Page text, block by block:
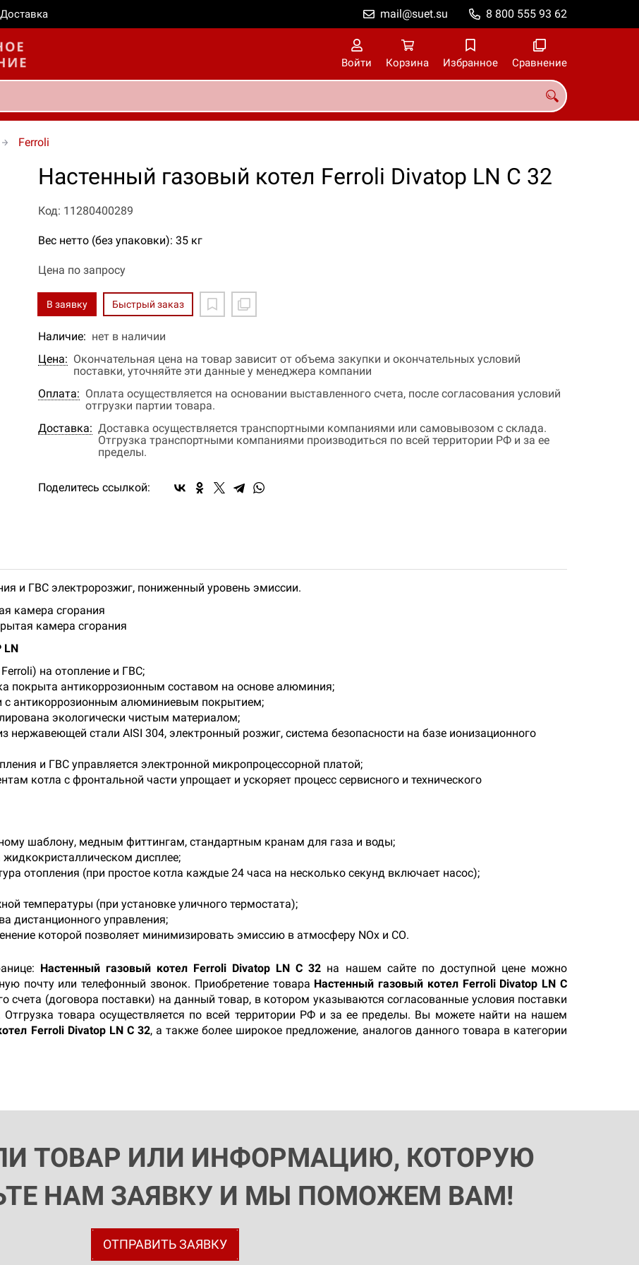
Доставка 8 800 555 93 62
mail@suet.su
Войти Корзина Избранное Сравнение
Ferroli
Настенный газовый котел Ferroli Divatop LN C 32
Код: 11280400289
Вес нетто (без упаковки): 35 кг
Цена по запросу
В заявку Быстрый заказ
Наличие: нет в наличии
Цена: Окончательная цена на товар зависит от объема закупки и окончательных условий
поставки, уточняйте эти данные у менеджера компании
Оплата: Оплата осуществляется на основании выставленного счета, после согласования условий
отгрузки партии товара.
Доставка: Доставка осуществляется транспортными компаниями или самовывозом с склада.
Отгрузка транспортными компаниями производиться по всей территории РФ и за ее
пределы.
Поделитесь ссылкой:
и ГВС электророзжиг, пониженный уровень эмиссии.
камера сгорания
камера сгорания
LN
на отопление и ГВС;
покрыта антикоррозионным составом на основе алюминия;
с антикоррозионным алюминиевым покрытием;
экологически чистым материалом;
нержавеющей стали AISI 304, электронный розжиг, система безопасности на базе ионизационного
и ГВС управляется электронной микропроцессорной платой;
котла с фронтальной части упрощает и ускоряет процесс сервисного и технического
шаблону, медным фиттингам, стандартным кранам для газа и воды;
дисплее;
отопления (при простое котла каждые 24 часа на несколько секунд включает насос);
температуры (при установке уличного термостата);
дистанционного управления;
которой позволяет минимизировать эмиссию в атмосферу NОx и СО.
Настенный газовый котел Ferroli Divatop LN C 32 на нашем сайте по доступной цене можно
почту или телефонный звонок. Приобретение товара Настенный газовый котел Ferroli Divatop LN C
счета (договора поставки) на данный товар, в котором указываются согласованные условия поставки
Отгрузка товара осуществляется по всей территории РФ и за ее пределы. Вы можете найти на нашем
Ferroli Divatop LN C 32, а также более широкое предложение, аналогов данного товара в категории
ТОВАР ИЛИ ИНФОРМАЦИЮ, КОТОРУЮ
НАМ ЗАЯВКУ И МЫ ПОМОЖЕМ ВАМ!
ОТПРАВИТЬ ЗАЯВКУ